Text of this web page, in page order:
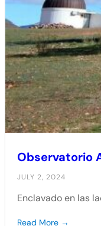
Observatorio
JULY 2, 2024
Enclavado en las
Read More →